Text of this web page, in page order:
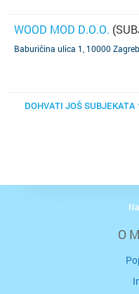
WOOD MOD D.O.O.
Baburičina ulica 1, 10000 Zagreb
DOHVATI JOŠ SUBJEKATA
O